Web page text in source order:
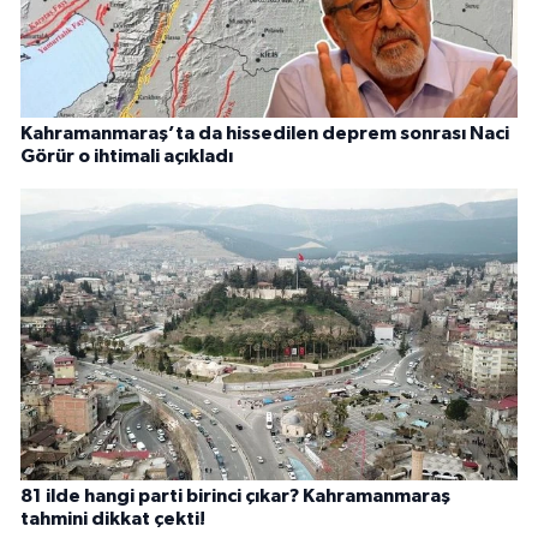
Kahramanmaraş’ta da hissedilen deprem sonrası Naci
Görür o ihtimali açıkladı
81 ilde hangi parti birinci çıkar? Kahramanmaraş
tahmini dikkat çekti!